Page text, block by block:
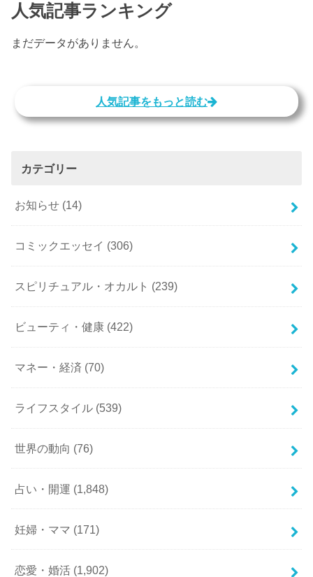
人気記事ランキング
まだデータがありません。
人気記事をもっと読む
カテゴリー
お知らせ (14)
コミックエッセイ (306)
スピリチュアル・オカルト (239)
ビューティ・健康 (422)
マネー・経済 (70)
ライフスタイル (539)
世界の動向 (76)
占い・開運 (1,848)
妊婦・ママ (171)
恋愛・婚活 (1,902)